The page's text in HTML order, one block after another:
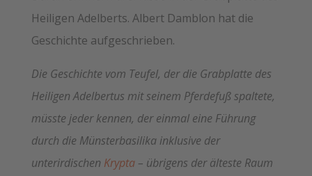
Heiligen Adelberts. Albert Damblon hat die
Geschichte aufgeschrieben.
Die Geschichte vom Teufel, der die Grabplatte des
Heiligen Adelbertus mit seinem Pferdefuß spaltete,
müsste jeder kennen, der einmal eine Führung
durch die Münsterbasilika inklusive der
unterirdischen Krypta– übrigens der älteste Raum